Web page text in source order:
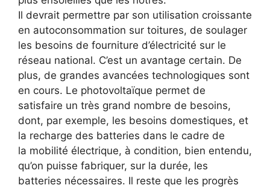
Il devrait permettre par son utilisation croissante
en autoconsommation sur toitures, de soulager
les besoins de fourniture d’électricité sur le
réseau national. C’est un avantage certain. De
plus, de grandes avancées technologiques sont
en cours. Le photovoltaïque permet de
satisfaire un très grand nombre de besoins,
dont, par exemple, les besoins domestiques, et
la recharge des batteries dans le cadre de
la mobilité électrique, à condition, bien entendu,
qu’on puisse fabriquer, sur la durée, les
batteries nécessaires. Il reste que les progrès